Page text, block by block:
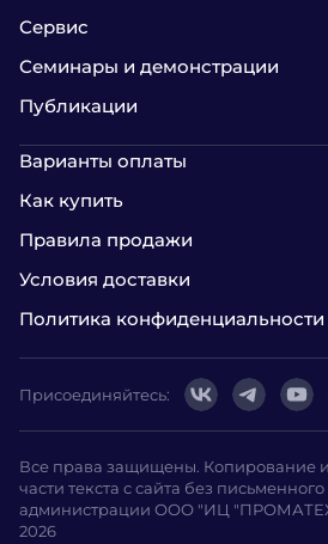
Сервис
Семинары и демонстрации
Публикации
Варианты оплаты
Как купить
Правила продажи
Условия доставки
Политика конфиденциальности
Все права защищены. Копирование
части текста с сайта без
администрации ООО "ИЦ
2026
Присоединяйтесь: